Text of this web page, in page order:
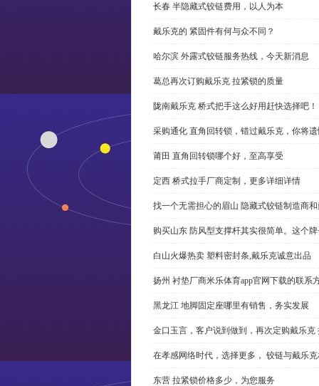
长春 半隐藏式铰链费用，以人为本
戴乐克的 紧固件有何与众不同？
哈尔滨 外露式铰链服务热线，今天新消息
葛总再次订购戴乐克 拉紧锁的质量
陇南戴乐克 桥式把手这么好用赶快选择吧！
采购通化 直角回转锁，错过戴乐克，你将
莆田 直角回转锁哪个好，至高享受
定西 桥式拉手厂商定制，更多详细详情
找一个无需担心的眉山 隐藏式铰链制造商
购买山东 防风型支撑杆其实很简单。这个
白山火爆热卖 塑料密封条,戴乐克诚意出品
扬州 衬垫厂商米乐体育app官网下载的联系
黑龙江 地脚固定座哪里有销售，务实发展
金口玉言，客户说到做到，再次定购戴乐克
在孝感网络时代，选择更多， 铰链与戴乐
东营 拉紧锁价格多少，为您服务